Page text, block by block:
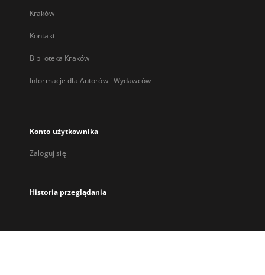
Kraków
Kontakt
Biblioteka Kraków
Informacje dla Autorów i Wydawców
Konto użytkownika
Zaloguj się
Historia przeglądania